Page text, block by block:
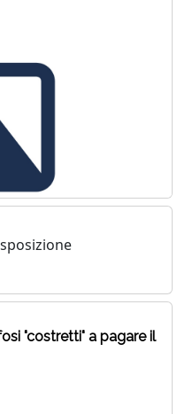
"costretti" a pagare il